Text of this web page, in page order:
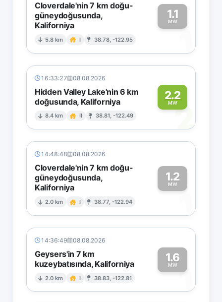
Cloverdale'nin 7 km doğu-
güneydoğusunda,
Kaliforniya
5.8 km I 38.78, -122.95
1.1
MW
1
16:33:27 08.08.2026
Hidden Valley Lake'nin 6 km
doğusunda, Kaliforniya
8.4 km II 38.81, -122.49
2.2
MW2
14:48:48 08.08.2026
Cloverdale'nin 7 km doğu-
güneydoğusunda,
Kaliforniya
2.0 km I 38.77, -122.94
1.2
MW
1
14:36:49 08.08.2026
Geysers'in 7 km
kuzeybatısında, Kaliforniya
2.0 km I 38.83, -122.81
1.6
MW1